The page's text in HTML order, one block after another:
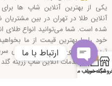
یکی از بهترین آنلاین شاپ ها
آنلاین طلا در تهران در بین مشتریان
شده است. شما می‌توانید انواع طلای
خود را با بهترین قیمت از ما
ترین روش‌های ارسال و پاسخگویی
بخشی از خدمات آنلاین شاپ زرینه
سبد خرید
حساب من
ارتباط با ما
Open